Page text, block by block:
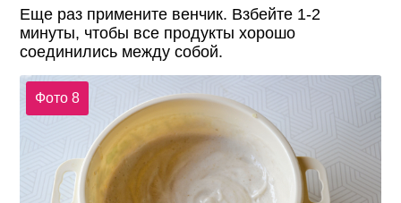
Еще раз примените венчик. Взбейте 1-2
минуты, чтобы все продукты хорошо
соединились между собой.
Фото 8